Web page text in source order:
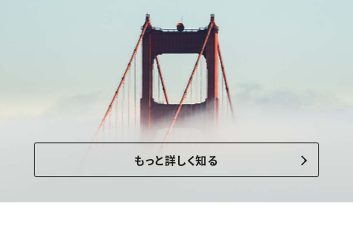
もっと詳しく知る